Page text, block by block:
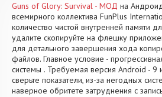
Guns of Glory: Survival - МОД на
всемирного коллектива FunPlus
количество чистой внутренней памяти
удалите скопируйте на флешку
для детального завершения хода
файлов. Главное условие -
системы . Требуемая версия Android - 9
сверьте показатели, из-за негодных
наверное обритете затруднения с